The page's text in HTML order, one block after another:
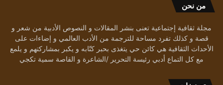
من نحن
مجلة ثقافية إجتماعية تعنى بنشر المقالات و النصوص الأدبية من شعر و
قصة و كذلك تفرد مساحة للترجمة من الأدب العالمي و إضاءات على
الأحداث الثقافية هي كائن حي يتغذى بحبر كتّابه و يكبر بمشاركتهم و يلمع
مع كل التماع أدبي رئيسة التحرير /الشاعرة و القاصة سمية تكجي